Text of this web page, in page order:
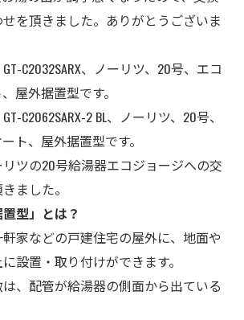
を頂きました。ありがとうございま
C2032SARX、ノーリツ、20号、エコ
屋外据置型です。
C2062SARX-2 BL、ノーリツ、20号、
ト、 屋外据置型です。
ツの20号給湯器エコジョージへの交
ました。
型」とは？
家などの戸建住宅の屋外に、地面や
設置・取り付けができます。
、配管が給湯器の側面から出ている